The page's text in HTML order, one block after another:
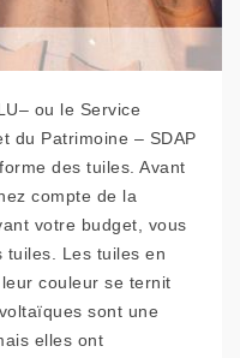
ou le Service
du Patrimoine – SDAP
des tuiles. Avant
compte de la
votre budget, vous
tuiles. Les tuiles en
couleur se ternit
sont une
elles ont